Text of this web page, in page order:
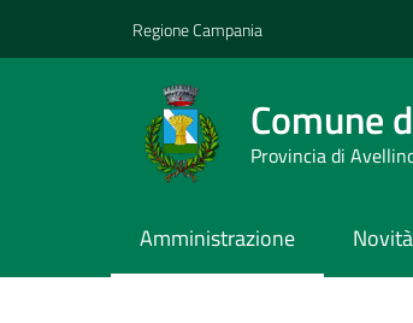
Regione Campania
Comune
Provincia di
Amministrazione Novità